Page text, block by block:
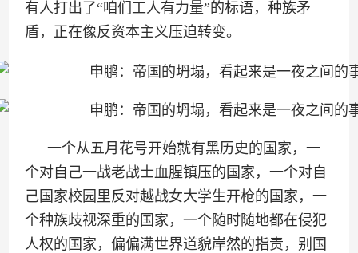
有人打出了“咱们工人有力量”的标语，种族矛
盾，正在像反资本主义压迫转变。
一个从五月花号开始就有黑历史的国家，一
个对自己一战老战士血腥镇压的国家，一个对自
己国家校园里反对越战女大学生开枪的国家，一
个种族歧视深重的国家，一个随时随地都在侵犯
人权的国家，偏偏满世界道貌岸然的指责，别国